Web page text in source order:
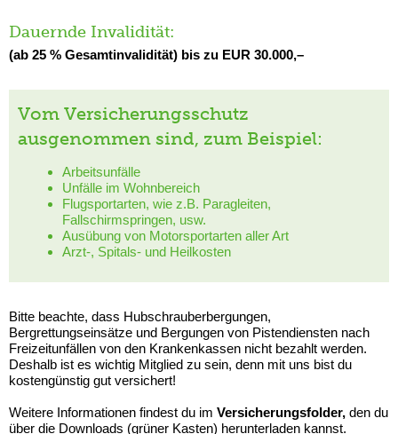
Dauernde Invalidität:
(ab 25 % Gesamtinvalidität) bis zu EUR 30.000,–
Vom Versicherungsschutz
ausgenommen sind, zum Beispiel:
Arbeitsunfälle
Unfälle im Wohnbereich
Flugsportarten, wie z.B. Paragleiten,
Fallschirmspringen, usw.
Ausübung von Motorsportarten aller Art
Arzt-, Spitals- und Heilkosten
Bitte beachte, dass Hubschrauberbergungen,
Bergrettungseinsätze und Bergungen von Pistendiensten nach
Freizeitunfällen von den Krankenkassen nicht bezahlt werden.
Deshalb ist es wichtig Mitglied zu sein, denn mit uns bist du
kostengünstig gut versichert!
Weitere Informationen findest du im Versicherungsfolder, den du
über die Downloads (grüner Kasten) herunterladen kannst.